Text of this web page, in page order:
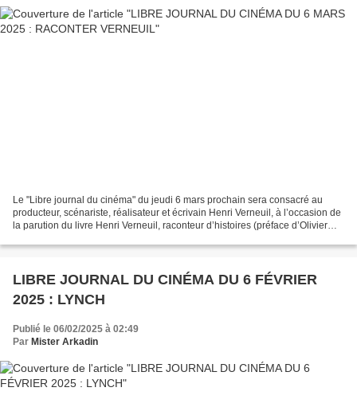
Le "Libre journal du cinéma" du jeudi 6 mars prochain sera consacré au
producteur, scénariste, réalisateur et écrivain Henri Verneuil, à l’occasion de
la parution du livre Henri Verneuil, raconteur d’histoires (préface d’Olivier
LIBRE JOURNAL DU CINÉMA DU 6 FÉVRIER
2025 : LYNCH
Publié le 06/02/2025 à 02:49
Par Mister Arkadin